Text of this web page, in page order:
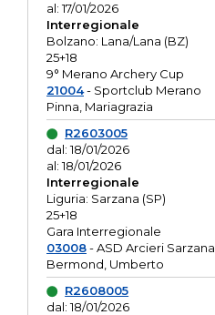
al: 17/01/2026
Interregionale
Bolzano: Lana/Lana (BZ)
25+18
9° Merano Archery Cup
21004- Sportclub Merano
Pinna, Mariagrazia
R2603005
dal: 18/01/2026
al: 18/01/2026
Interregionale
Liguria: Sarzana (SP)
25+18
Gara Interregionale
03008- ASD Arcieri Sarzana
Bermond, Umberto
R2608005
dal: 18/01/2026